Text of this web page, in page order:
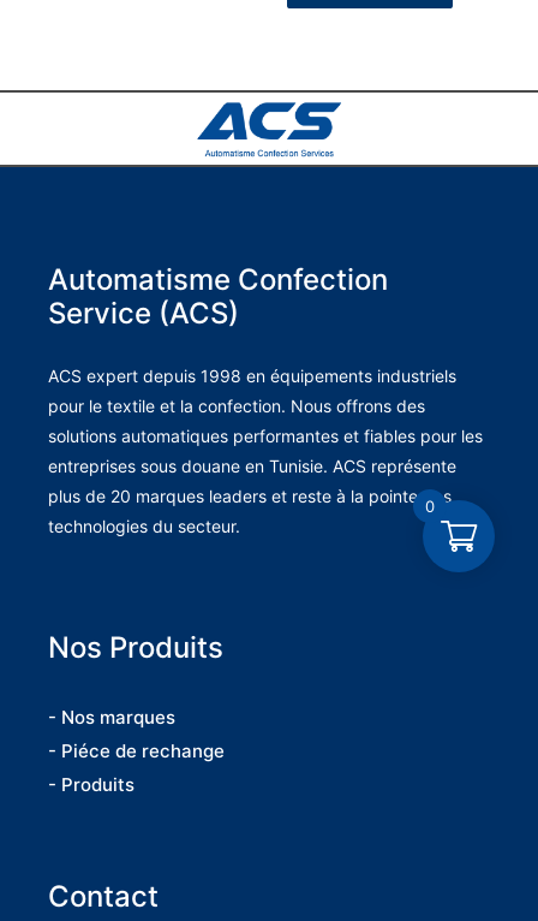
Automatisme Confection
Service (ACS)
ACS expert depuis 1998 en équipements industriels
pour le textile et la confection. Nous offrons des
solutions automatiques performantes et fiables pour les
entreprises sous douane en Tunisie. ACS représente
plus de 20 marques leaders et reste à la pointe des
technologies du secteur.
Nos Produits
- Nos marques
- Piéce de rechange
- Produits
Contact
0